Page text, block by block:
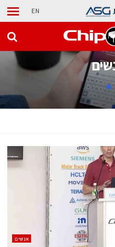
EN
אנשים